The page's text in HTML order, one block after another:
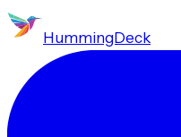
HummingDeck